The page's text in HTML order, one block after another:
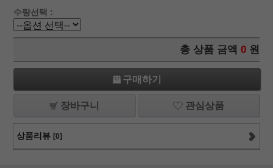
수량선택 :
총 상품 금액 0 원
구매하기
장바구니 관심상품
상품리뷰 [0]